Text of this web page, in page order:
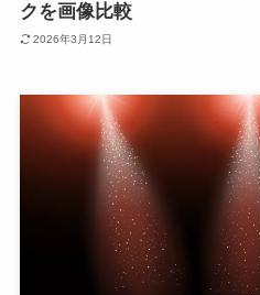
クを画像比較
2026年3月12日